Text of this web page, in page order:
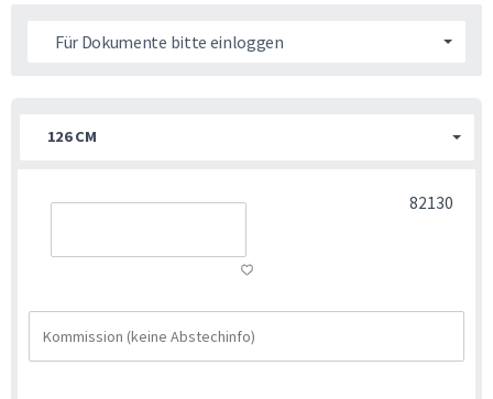
Für Dokumente bitte einloggen
126 CM
82130